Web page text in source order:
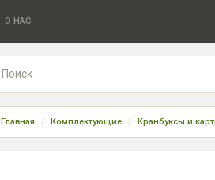
О НАС
Главная Комплектующие Кранбуксы и